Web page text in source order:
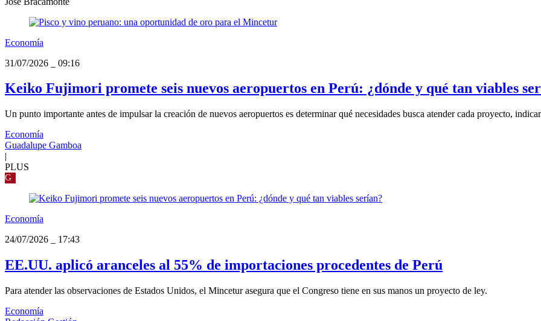
Economía
31/07/2026
09:16
Keiko Fujimori promete seis nuevos aeropuertos en Perú: ¿dónde y qué tan viables
Un punto importante antes de impulsar la creación de nuevos aeropuertos es determinar qué necesidades busca atender cada proyecto,
Economía
Guadalupe Gamboa
|
PLUS
G
Economía
24/07/2026
17:43
EE.UU. aplicó aranceles al 55% de importaciones procedentes de Perú
Para atender las observaciones de Estados Unidos, el Mincetur asegura que el Congreso tiene en sus manos un proyecto de ley.
Economía